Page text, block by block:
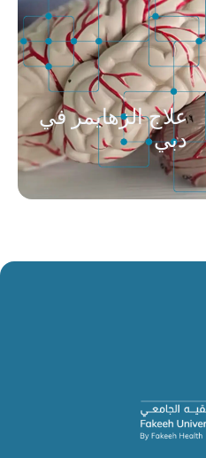
علاج الزهايمر في
دبي